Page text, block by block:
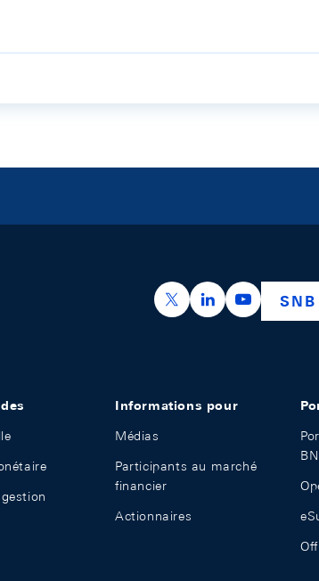
https://x.com/snb_bns
https://https://
Informations pour
Médias
Participants au marché
financier
Actionnaires